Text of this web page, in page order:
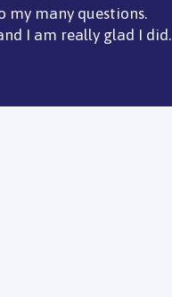
my many questions.
I am really glad I did.